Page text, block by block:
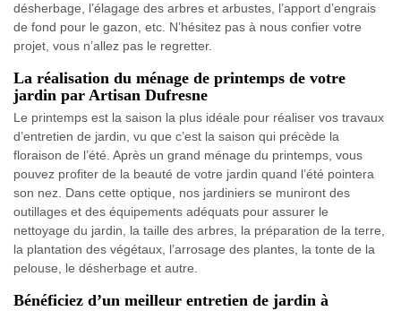
désherbage, l’élagage des arbres et arbustes, l’apport d’engrais
de fond pour le gazon, etc. N’hésitez pas à nous confier votre
projet, vous n’allez pas le regretter.
La réalisation du ménage de printemps de votre
jardin par Artisan Dufresne
Le printemps est la saison la plus idéale pour réaliser vos travaux
d’entretien de jardin, vu que c’est la saison qui précède la
floraison de l’été. Après un grand ménage du printemps, vous
pouvez profiter de la beauté de votre jardin quand l’été pointera
son nez. Dans cette optique, nos jardiniers se muniront des
outillages et des équipements adéquats pour assurer le
nettoyage du jardin, la taille des arbres, la préparation de la terre,
la plantation des végétaux, l’arrosage des plantes, la tonte de la
pelouse, le désherbage et autre.
Bénéficiez d’un meilleur entretien de jardin à